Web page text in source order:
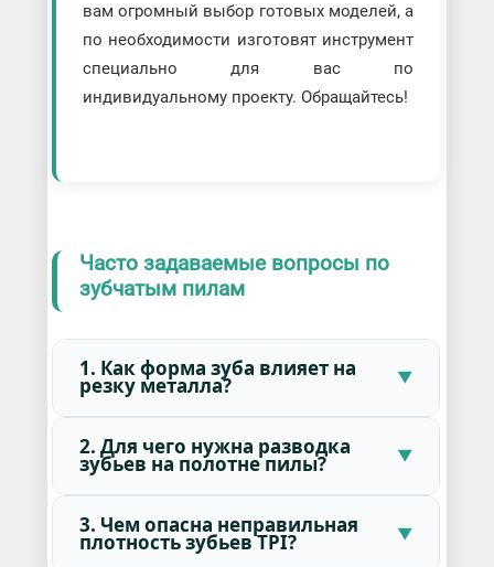
вам огромный выбор готовых моделей, а
по необходимости изготовят инструмент
специально для вас по
индивидуальному проекту. Обращайтесь!
Часто задаваемые вопросы по
зубчатым пилам
1. Как форма зуба влияет на
резку металла?
2. Для чего нужна разводка
зубьев на полотне пилы?
3. Чем опасна неправильная
плотность зубьев TPI?